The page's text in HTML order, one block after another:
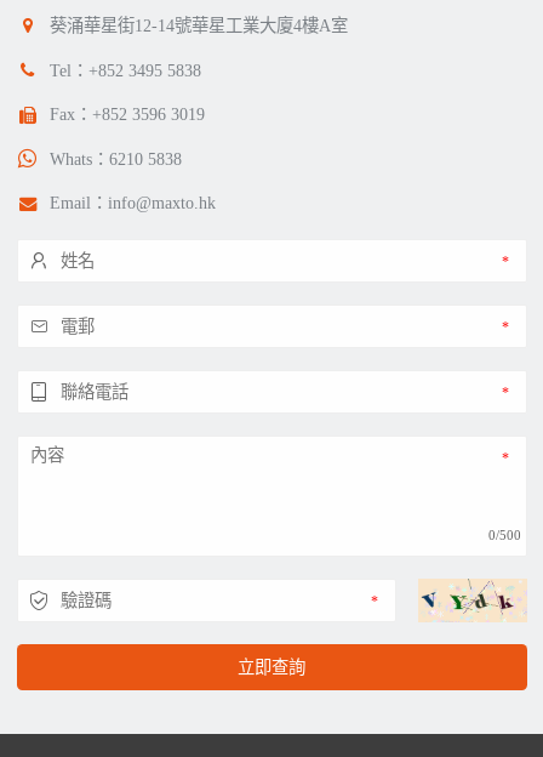
葵涌華星街12-14號華星工業大廈4樓A室
Tel： +852 3495 5838
Fax：+852 3596 3019
Whats： 6210 5838
Email： info@maxto.hk
0/500
立即查詢